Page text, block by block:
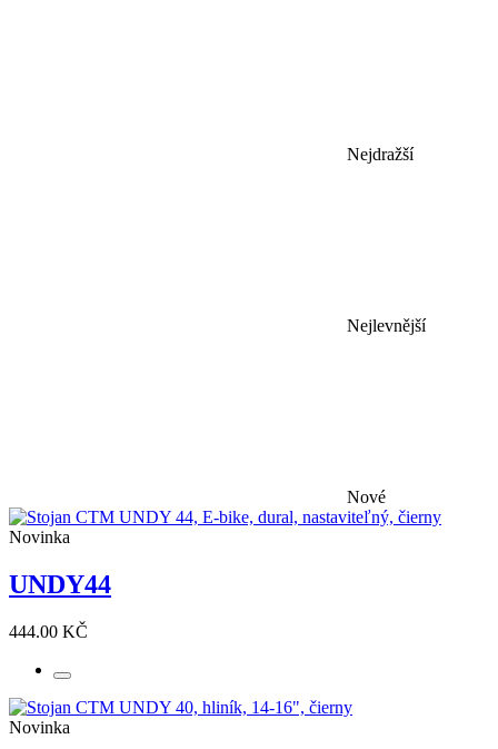
Nejdražší
Nejlevnější
Nové
Novinka
UNDY44
444.00 KČ
Novinka